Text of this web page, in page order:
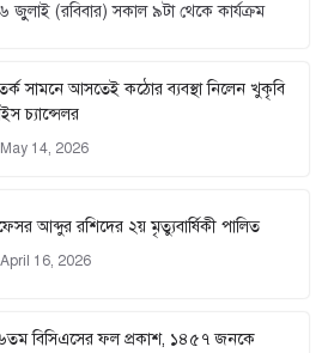
জুুলাই (রবিবার) সকাল ৯টা থেকে কার্যক্রম
সামনে আসতেই কঠোর ব্যবস্থা নিলেন খুকৃবি
চ্যান্সেলর
May 14, 2026
আব্দুর রশিদের ২য় মৃত্যুবার্ষিকী পালিত
April 16, 2026
বিসিএসের ফল প্রকাশ, ১৪৫৭ জনকে